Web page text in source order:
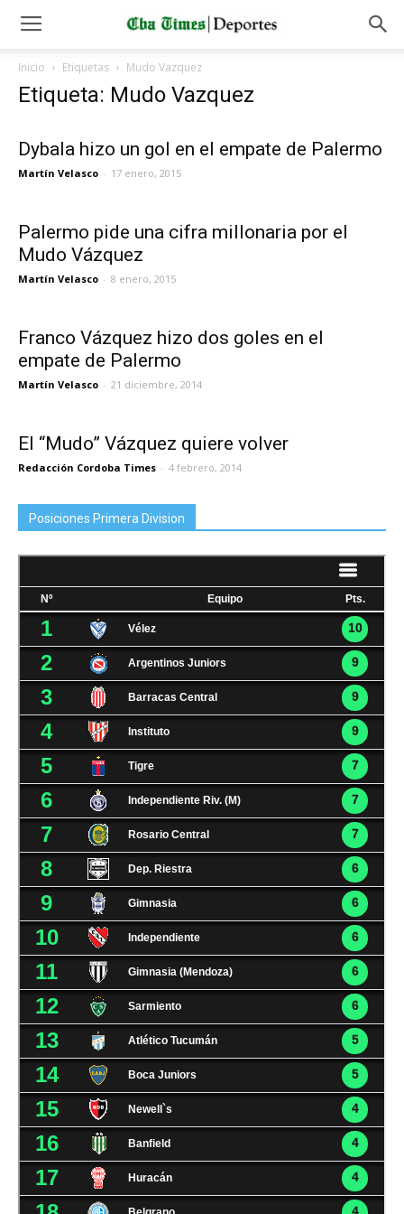
Inicio Etiquetas Mudo Vazquez
Etiqueta: Mudo Vazquez
Dybala hizo un gol en el empate de Palermo
Martín Velasco - 17 enero, 2015
Palermo pide una cifra millonaria por el
Mudo Vázquez
Martín Velasco - 8 enero, 2015
Franco Vázquez hizo dos goles en el
empate de Palermo
Martín Velasco - 21 diciembre, 2014
El “Mudo” Vázquez quiere volver
Redacción Cordoba Times - 4 febrero, 2014
Posiciones Primera Division